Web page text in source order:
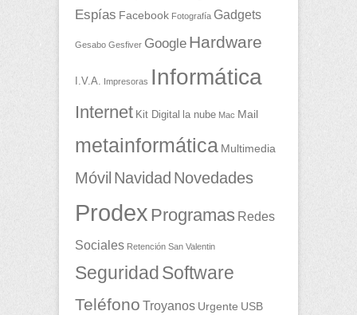
Espías Facebook Fotografía Gadgets
Gesabo Gesfiver Google Hardware
I.V.A. Impresoras Informática
Internet Kit Digital la nube Mac Mail
metainformática Multimedia
Móvil Navidad Novedades
Prodex Programas Redes
Sociales Retención San Valentin
Seguridad Software
Teléfono Troyanos Urgente USB